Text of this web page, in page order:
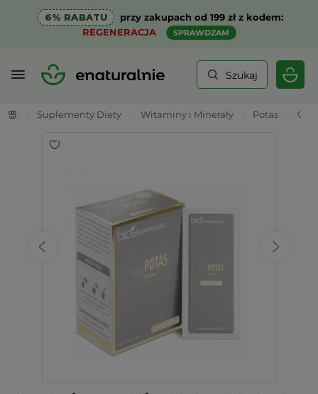
6% RABATU
przy zakupach od 199 zł z kodem:
REGENERACJA
SPRAWDZAM
Szukaj
Suplementy Diety Witaminy i Minerały Potas